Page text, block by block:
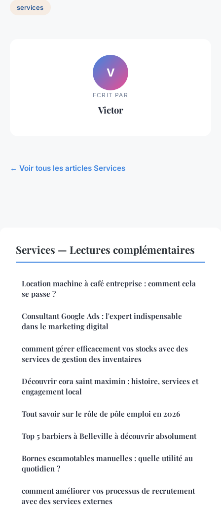
services
V
ECRIT PAR
Victor
← Voir tous les articles Services
Services — Lectures complémentaires
Location machine à café entreprise : comment cela
se passe ?
Consultant Google Ads : l'expert indispensable
dans le marketing digital
comment gérer efficacement vos stocks avec des
services de gestion des inventaires
Découvrir cora saint maximin : histoire, services et
engagement local
Tout savoir sur le rôle de pôle emploi en 2026
Top 5 barbiers à Belleville à découvrir absolument
Bornes escamotables manuelles : quelle utilité au
quotidien ?
comment améliorer vos processus de recrutement
avec des services externes